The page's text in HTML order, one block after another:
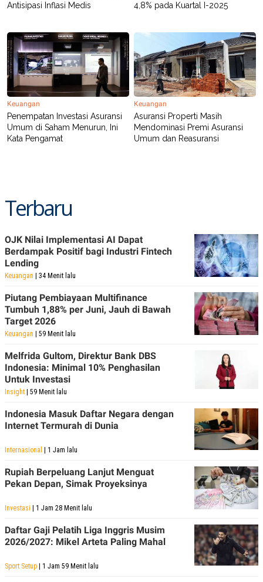
SITEMAPPROFILETERM
OF
USE
PEDOMAN
PEMBERITAAN
SIBER
PRIVACY
POLICY
Antisipasi Inflasi Medis
4,8% pada Kuartal I-2025
Keuangan
Penempatan Investasi Asuransi
Umum di Saham Menurun, Ini
Kata Pengamat
Keuangan
Asuransi Properti Masih
Mendominasi Premi Asuransi
Umum dan Reasuransi
Terbaru
OJK Nilai Implementasi AI Dapat
Berdampak Positif bagi Industri Fintech
Lending
Keuangan | 34 Menit lalu
Piutang Pembiayaan Multifinance
Tumbuh 1,88% per Juni, Jauh di Bawah
Target 2026
Keuangan | 59 Menit lalu
Melfrida Gultom, Direktur Bank DBS
Indonesia: Minimal 10% Penghasilan
Untuk Investasi
Insight | 59 Menit lalu
Indonesia Masuk Daftar Negara dengan
Internet Termurah di Dunia
Internasional | 1 Jam lalu
Rupiah Berpeluang Lanjut Menguat
Pekan Depan, Simak Proyeksinya
Investasi | 1 Jam 28 Menit lalu
Daftar Gaji Pelatih Liga Inggris Musim
2026/2027: Mikel Arteta Paling Mahal
Sport Setup | 1 Jam 59 Menit lalu